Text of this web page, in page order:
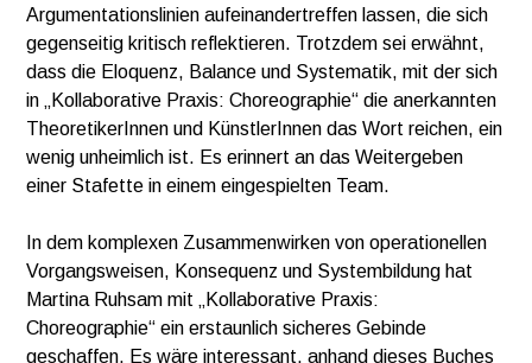
Argumentationslinien aufeinandertreffen lassen, die sich
gegenseitig kritisch reflektieren. Trotzdem sei erwähnt,
dass die Eloquenz, Balance und Systematik, mit der sich
in „Kollaborative Praxis: Choreographie“ die anerkannten
TheoretikerInnen und KünstlerInnen das Wort reichen, ein
wenig unheimlich ist. Es erinnert an das Weitergeben
einer Stafette in einem eingespielten Team.
In dem komplexen Zusammenwirken von operationellen
Vorgangsweisen, Konsequenz und Systembildung hat
Martina Ruhsam mit „Kollaborative Praxis:
Choreographie“ ein erstaunlich sicheres Gebinde
geschaffen. Es wäre interessant, anhand dieses Buches